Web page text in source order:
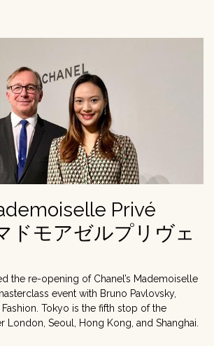
Privé
ドモアゼルプリヴェ
the re-opening of Chanel’s Mademoiselle
event with Bruno Pavlovsky,
Tokyo is the fifth stop of the
London, Seoul, Hong Kong, and Shanghai.